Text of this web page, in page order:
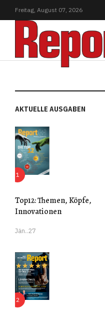
Freitag, August 07, 2026
AKTUELLE AUSGABEN
Top12: Themen, Köpfe,
Innovationen
Jän..27